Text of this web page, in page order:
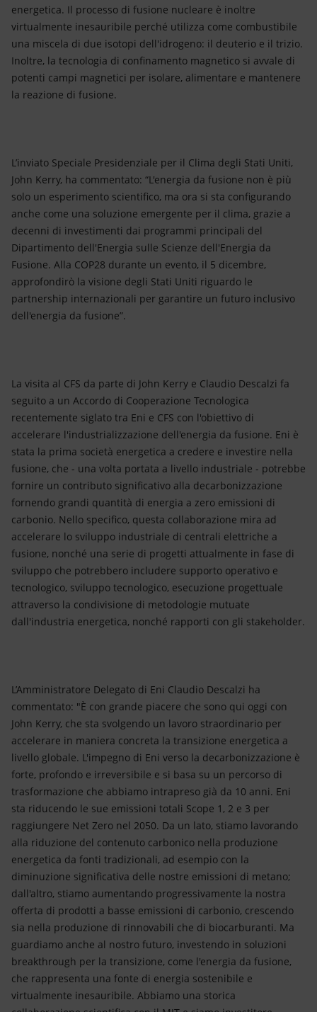
energetica. Il processo di fusione nucleare è inoltre
virtualmente inesauribile perché utilizza come combustibile
una miscela di due isotopi dell'idrogeno: il deuterio e il trizio.
Inoltre, la tecnologia di confinamento magnetico si avvale di
potenti campi magnetici per isolare, alimentare e mantenere
la reazione di fusione.
L’inviato Speciale Presidenziale per il Clima degli Stati Uniti,
John Kerry, ha commentato: “L'energia da fusione non è più
solo un esperimento scientifico, ma ora si sta configurando
anche come una soluzione emergente per il clima, grazie a
decenni di investimenti dai programmi principali del
Dipartimento dell'Energia sulle Scienze dell'Energia da
Fusione. Alla COP28 durante un evento, il 5 dicembre,
approfondirò la visione degli Stati Uniti riguardo le
partnership internazionali per garantire un futuro inclusivo
dell'energia da fusione”.
La visita al CFS da parte di John Kerry e Claudio Descalzi fa
seguito a un Accordo di Cooperazione Tecnologica
recentemente siglato tra Eni e CFS con l'obiettivo di
accelerare l'industrializzazione dell'energia da fusione. Eni è
stata la prima società energetica a credere e investire nella
fusione, che - una volta portata a livello industriale - potrebbe
fornire un contributo significativo alla decarbonizzazione
fornendo grandi quantità di energia a zero emissioni di
carbonio. Nello specifico, questa collaborazione mira ad
accelerare lo sviluppo industriale di centrali elettriche a
fusione, nonché una serie di progetti attualmente in fase di
sviluppo che potrebbero includere supporto operativo e
tecnologico, sviluppo tecnologico, esecuzione progettuale
attraverso la condivisione di metodologie mutuate
dall'industria energetica, nonché rapporti con gli stakeholder.
L’Amministratore Delegato di Eni Claudio Descalzi ha
commentato: "È con grande piacere che sono qui oggi con
John Kerry, che sta svolgendo un lavoro straordinario per
accelerare in maniera concreta la transizione energetica a
livello globale. L'impegno di Eni verso la decarbonizzazione è
forte, profondo e irreversibile e si basa su un percorso di
trasformazione che abbiamo intrapreso già da 10 anni. Eni
sta riducendo le sue emissioni totali Scope 1, 2 e 3 per
raggiungere Net Zero nel 2050. Da un lato, stiamo lavorando
alla riduzione del contenuto carbonico nella produzione
energetica da fonti tradizionali, ad esempio con la
diminuzione significativa delle nostre emissioni di metano;
dall'altro, stiamo aumentando progressivamente la nostra
offerta di prodotti a basse emissioni di carbonio, crescendo
sia nella produzione di rinnovabili che di biocarburanti. Ma
guardiamo anche al nostro futuro, investendo in soluzioni
breakthrough per la transizione, come l'energia da fusione,
che rappresenta una fonte di energia sostenibile e
virtualmente inesauribile. Abbiamo una storica